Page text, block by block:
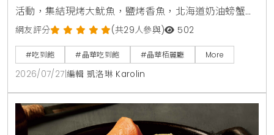
活動，集結現烤大魷魚，鹽烤香魚，北海道奶油螃蟹燒
及甜蝦鮭魚親子丼等十數款日本街邊美食，搭配日本四
大生啤無限暢飲，下載晶華會APP領取折價券，4人同
行最高可折抵1000元，是暑假聚餐首選。
網友評分 (共29人參與) 502
#吃到飽 #晶華吃到飽 #晶華栢麗廳 More
2026/07/27 編輯 凱洛琳 Karolin